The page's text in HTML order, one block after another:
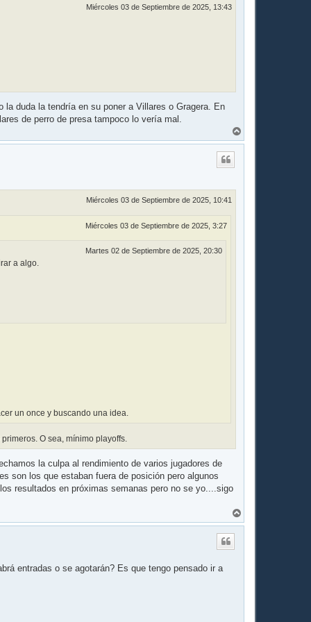
Miércoles 03 de Septiembre de 2025, 13:43
duda la tendría en su poner a Villares o Gragera. En
de perro de presa tampoco lo vería mal.
r
Miércoles 03 de Septiembre de 2025, 10:41
Miércoles 03 de Septiembre de 2025, 3:27
Martes 02 de Septiembre de 2025, 20:30
a algo.
un once y buscando una idea.
O sea, mínimo playoffs.
la culpa al rendimiento de varios jugadores de
son los que estaban fuera de posición pero algunos
resultados en próximas semanas pero no se yo....sigo
r
entradas o se agotarán? Es que tengo pensado ir a